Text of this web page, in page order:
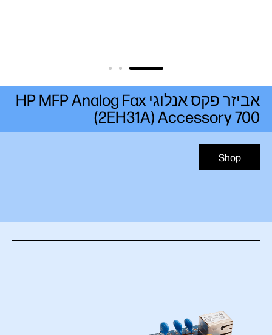
Shop
אביזר פקס אנלוגי HP MFP Analog Fax
Accessory 700‏ (2EH31A)